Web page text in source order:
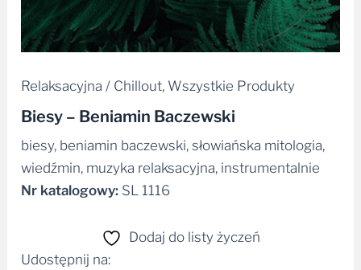
Relaksacyjna / Chillout, Wszystkie Produkty
Biesy – Beniamin Baczewski
biesy, beniamin baczewski, słowiańska mitologia,
wiedźmin, muzyka relaksacyjna, instrumentalnie
Nr katalogowy: SL 1116
Dodaj do listy życzeń
Udostępnij na: